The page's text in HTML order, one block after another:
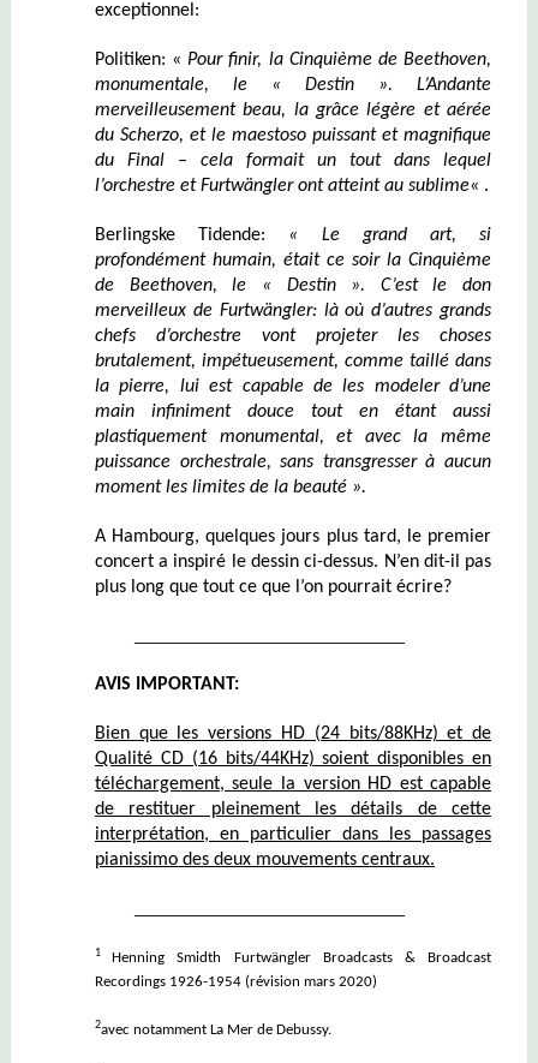
exceptionnel:
Politiken: «Pour finir, la Cinquième de Beethoven,
monumentale, le « Destin ». L’Andante
merveilleusementbeau, la grâce légère et aérée
du Scherzo, et le maestoso puissant et magnifique
du Final – cela formait un tout dans lequel
l’orchestre et Furtwängler ont atteint au sublime« .
Berlingske Tidende: « Le grand art, si
profondément humain, était ce soir la Cinquième
de Beethoven, le « Destin ». C’est le don
merveilleux de Furtwängler: là où d’autres grands
chefs d’orchestre vont projeter les choses
brutalement, impétueusement, comme taillé dans
la pierre, lui est capable de les modeler d’une
main infiniment douce tout en étant aussi
plastiquement monumental, et avec la même
puissance orchestrale, sans transgresserà aucun
moment les limites de la beauté ».
A Hambourg, quelques jours plus tard, le premier
concert a inspiré le dessin ci-dessus. N’en dit-il pas
plus long que tout ce que l’on pourrait écrire?
AVIS IMPORTANT:
Bien que les versions HD (24 bits/88KHz) et de
Qualité CD (16 bits/44KHz) soient disponibles en
téléchargement, seule la version HD est capable
de restituer pleinement les détails de cette
interprétation, en particulier dans les passages
pianissimo des deux mouvements centraux.
1Henning Smidth
Furtwängler Broadcasts & Broadcast
Recordings 1926-1954 (révision mars 2020)
2avec notamment La Mer de Debussy.